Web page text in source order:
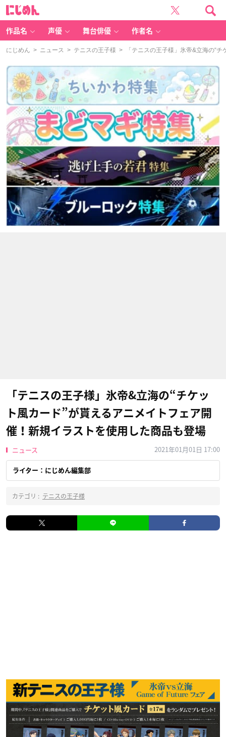
作品名 声優 舞台俳優 作者名
にじめん > ニュース > テニスの王子様 > 「テニスの王子様」氷帝&立海の“チ
「テニスの王子様」氷帝&立海の“チケッ
ト風カード”が貰えるアニメイトフェア開
催！新規イラストを使用した商品も登場
ニュース 2021年01月01日 17:00
ライター：にじめん編集部
カテゴリ : テニスの王子様